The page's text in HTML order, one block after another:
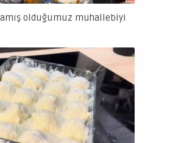
olduğumuz muhallebiyi